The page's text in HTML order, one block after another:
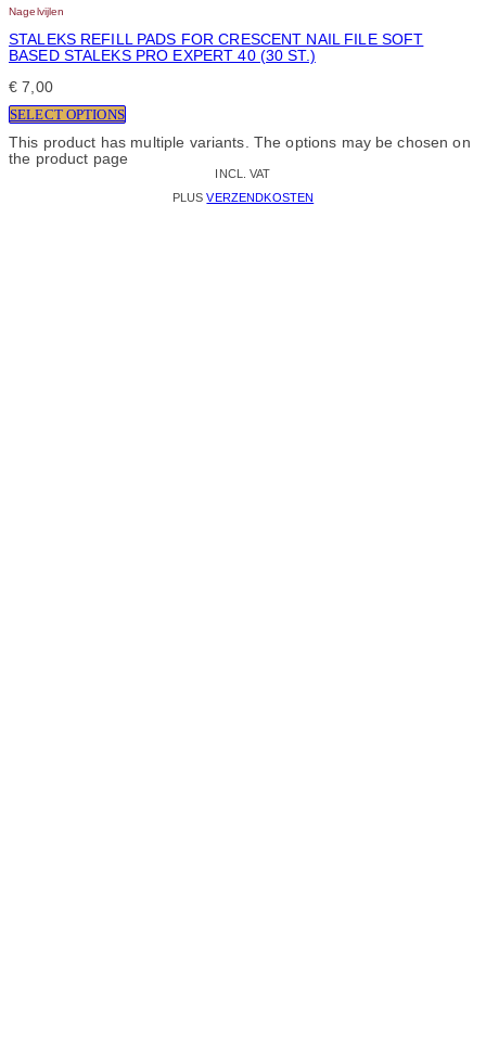
Nagelvijlen
STALEKS REFILL PADS FOR CRESCENT NAIL FILE SOFT
BASED STALEKS PRO EXPERT 40 (30 ST.)
€ 7,00
SELECT OPTIONS
This product has multiple variants. The options may be chosen on
the product page
INCL. VAT
PLUSVERZENDKOSTEN